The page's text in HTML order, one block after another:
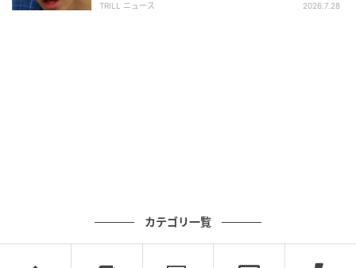
た」【短尺ドラマ】
TRILL ニュース 2026.7.28
カテゴリ一覧